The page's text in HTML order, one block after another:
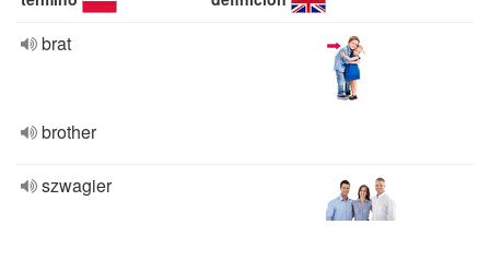
brat
brother
szwagier